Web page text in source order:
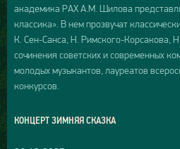
академика РАХ А.М. Шилова
классика». В нем прозвучат
К. Сен-Санса, Н. Римского-Корсакова,
сочинения советских и современных
молодых музыкантов, лауреатов
конкурсов.
КОНЦЕРТ ЗИМНЯЯ СКАЗКА